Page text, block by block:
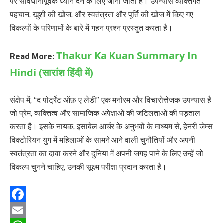
पहचान, खुशी की खोज, और स्वतंत्रता और पूर्ति की खोज में किए गए
विकल्पों के परिणामों के बारे में गहन प्रश्न प्रस्तुत करता है।
Read More: Thakur Ka Kuan Summary In
Hindi (सारांश हिंदी में)
संक्षेप में, “द पोर्ट्रेट ऑफ़ ए लेडी” एक मनोरम और विचारोत्तेजक उपन्यास है
जो प्रेम, व्यक्तित्व और सामाजिक अपेक्षाओं की जटिलताओं की पड़ताल
करता है। इसके नायक, इसाबेल आर्चर के अनुभवों के माध्यम से, हेनरी जेम्स
विक्टोरियन युग में महिलाओं के सामने आने वाली चुनौतियों और अपनी
स्वतंत्रता का दावा करने और दुनिया में अपनी जगह पाने के लिए उन्हें जो
विकल्प चुनने चाहिए, उनकी सूक्ष्म परीक्षा प्रदान करता है।
Facebook